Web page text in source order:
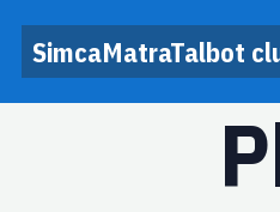
SimcaMatraTalbot